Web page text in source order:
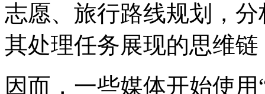
志愿、旅行路线规划，
其处理任务展现的思维
因而，一些媒体开始使